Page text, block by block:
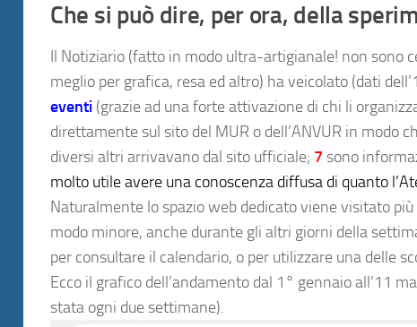
Che si può dire, per ora, della
Il Notiziario (fatto in modo ultra-artigianale! non sono
meglio per grafica, resa ed altro) ha veicolato (dati
eventi (grazie ad una forte attivazione di chi li
direttamente sul sito del MUR o dell’ANVUR in modo
diversi altri arrivavano dal sito ufficiale; 7 sono
molto utile avere una conoscenza diffusa di quanto
Naturalmente lo spazio web dedicato viene visitato
modo minore, anche durante gli altri giorni della
per consultare il calendario, o per utilizzare una delle
Ecco il grafico dell’andamento dal 1° gennaio all’11
stata ogni due settimane).